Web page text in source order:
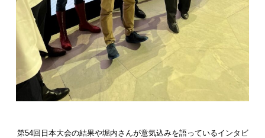
第54回日本大会の結果や堀内さんが意気込みを語っているインタビ